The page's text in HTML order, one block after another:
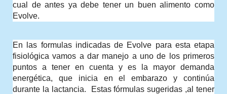
cual de antes ya debe tener un buen alimento como
Evolve.
En las formulas indicadas de Evolve para esta etapa
fisiológica vamos a dar manejo a uno de los primeros
puntos a tener en cuenta y es la mayor demanda
energética, que inicia en el embarazo y continúa
durante la lactancia.  Estas fórmulas sugeridas ,al tener